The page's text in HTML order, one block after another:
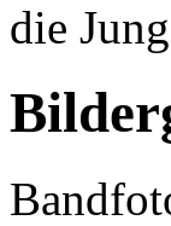
die